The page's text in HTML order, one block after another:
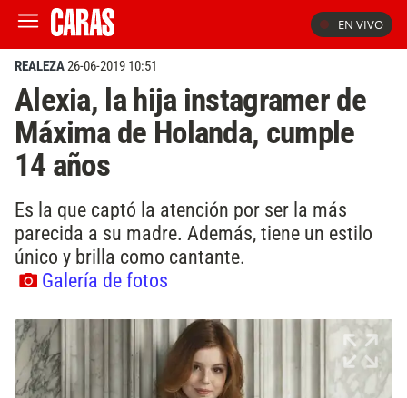
EN VIVO
REALEZA26-06-2019 10:51
Alexia, la hija instagramer de
Máxima de Holanda, cumple
14 años
Es la que captó la atención por ser la más
parecida a su madre. Además, tiene un estilo
único y brilla como cantante.
Galería de fotos